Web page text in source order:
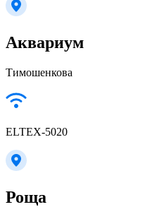
Аквариум
Тимошенкова
ELTEX-5020
Роща